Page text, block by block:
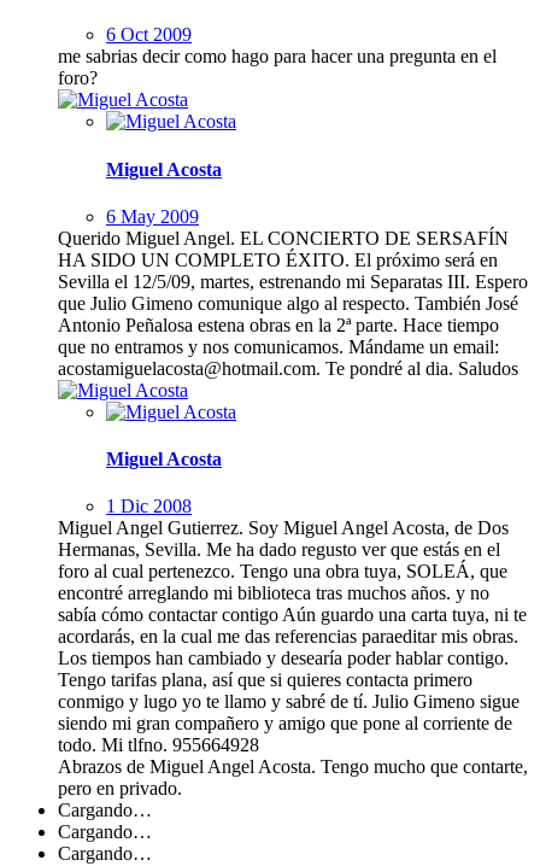
6 Oct 2009
me sabrias decir como hago para hacer una pregunta en el
foro?
Miguel Acosta
6 May 2009
Querido Miguel Angel. EL CONCIERTO DE SERSAFÍN
HA SIDO UN COMPLETO ÉXITO. El próximo será en
Sevilla el 12/5/09, martes, estrenando mi Separatas III. Espero
que Julio Gimeno comunique algo al respecto. También José
Antonio Peñalosa estena obras en la 2ª parte. Hace tiempo
que no entramos y nos comunicamos. Mándame un email:
acostamiguelacosta@hotmail.com. Te pondré al dia. Saludos
Miguel Acosta
1 Dic 2008
Miguel Angel Gutierrez. Soy Miguel Angel Acosta, de Dos
Hermanas, Sevilla. Me ha dado regusto ver que estás en el
foro al cual pertenezco. Tengo una obra tuya, SOLEÁ, que
encontré arreglando mi biblioteca tras muchos años. y no
sabía cómo contactar contigo Aún guardo una carta tuya, ni te
acordarás, en la cual me das referencias paraeditar mis obras.
Los tiempos han cambiado y desearía poder hablar contigo.
Tengo tarifas plana, así que si quieres contacta primero
conmigo y lugo yo te llamo y sabré de tí. Julio Gimeno sigue
siendo mi gran compañero y amigo que pone al corriente de
todo. Mi tlfno. 955664928
Abrazos de Miguel Angel Acosta. Tengo mucho que contarte,
pero en privado.
Cargando…
Cargando…
Cargando…